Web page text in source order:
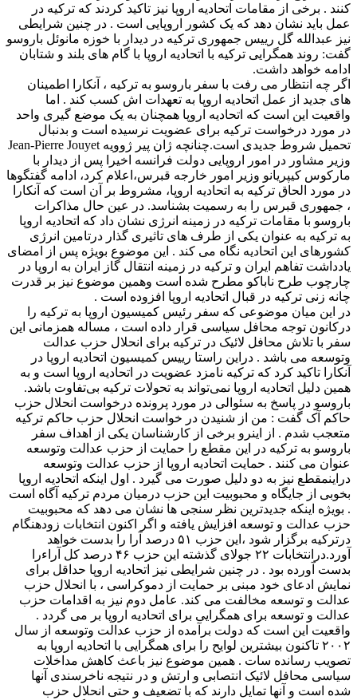
کنند . برخی از مقامات اتحادیه اروپا نیز تاکید کردند که ترکیه در
عمل باید نشان دهد که یک کشور اروپایی است . در چنین شرایطی
نیز عبدالله گل رییس جمهوری ترکیه در دیدار با خوزه مانوئل باروسو
گفت: روند همگرایی ترکیه با اتحادیه اروپا با گام های بلند و شتابان
ادامه خواهد داشت.
اگر چه انتظار می رفت با سفر باروسو به ترکیه ، آنکارا اطمینان
های جدید از عمل اتحادیه اروپا به تعهدات اش کسب کند . اما
واقعیت این است که اتحادیه اروپا همچنان به یک موضع گیری واحد
در مورد درخواست ترکیه برای عضویت نرسیده است و بدنبال
تحمیل شروط جدیدی است.چنانچه ژان پیر ژوویه Jean-Pierre Jouyet
وزیر مشاور در امور اروپایی دولت فرانسه اخیرا پس از دیدار با
مارکوس کیپریانو وزیر امور خارجه قبرس،اعلام کرد، ادامه گفتگوها
در مورد الحاق ترکیه به اتحادیه اروپا، مشروط بر آن است که آنکارا
، جمهوری قبرس را به رسمیت بشناسد. در عین حال مذاکرات
باروسو با مقامات ترکیه در زمینه انرژی نشان داد که اتحادیه اروپا
به ترکیه به عنوان یکی از طرف های تاثیری گذار درتامین انرژی
کشورهای این اتحادیه نگاه می کند . این موضوع بویژه پس از امضای
یادداشت تفاهم ایران و ترکیه در زمینه انتقال گاز ایران به اروپا در
چارچوب طرح ناباکو مطرح شده است وهمین موضوع نیز بر قدرت
چانه زنی ترکیه در قبال اتحادیه اروپا افزوده است .
در این میان موضوعی که سفر رئیس کمیسیون اروپا به ترکیه را
درکانون توجه محافل سیاسی قرار داده است ، مساله همزمانی این
سفر با تلاش محافل لائیک در ترکیه برای انحلال حزب عدالت
وتوسعه می باشد . دراین راستا رییس کمیسیون اتحادیه اروپا در
آنکارا تاکید کرد که ترکیه نامزد عضویت در اتحادیه اروپا است و به
همین دلیل اتحادیه اروپا نمی‌تواند به تحولات ترکیه بی‌تفاوت باشد.
باروسو در پاسخ به سئوالی در مورد پرونده درخواست انحلال حزب
حاکم آک گفت : من از شنیدن در خواست انحلال حزب حاکم ترکیه
متعجب شدم . از اینرو برخی از کارشناسان یکی از اهداف سفر
باروسو به ترکیه در این مقطع را حمایت از حزب عدالت وتوسعه
عنوان می کنند . حمایت اتحادیه اروپا از حزب عدالت وتوسعه
دراینمقطع نیز به دو دلیل صورت می گیرد . اول اینکه اتحادیه اروپا
بخوبی از جایگاه و محبوبیت این حزب درمیان مردم ترکیه آگاه است
. بویژه اینکه جدیدترین نظر سنجی ها نشان می دهد که محبوبیت
حزب عدالت و توسعه افزایش یافته و اگر اکنون انتخابات زودهنگام
درترکیه برگزار شود ،این حزب ۵۱ درصد آرا را بدست خواهد
آورد.درانتخابات ۲۲ جولای گذشته این حزب ۴۶ درصد کل آراءرا
بدست آورده بود . در چنین شرایطی نیز اتحادیه اروپا حداقل برای
نمایش ادعای خود مبنی بر حمایت از دموکراسی ، با انحلال حزب
عدالت و توسعه مخالفت می کند. عامل دوم نیز به اقدامات حزب
عدالت و توسعه برای همگرایی برای اتحادیه اروپا بر می گردد .
واقعیت این است که دولت برآمده از حزب عدالت وتوسعه از سال
۲۰۰۲ تاکنون بیشترین لوایح را برای همگرایی با اتحادیه اروپا به
تصویب رسانده سات . همین موضوع نیز باعث کاهش مداخلات
سیاسی محافل لائیک انتصابی و ارتش و در نتیجه ناخرسندی آنها
شده است و آنها تمایل دارند که با تضعیف و حتی انحلال حزب